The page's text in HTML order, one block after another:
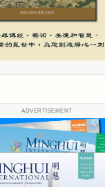
ADVERTISEMENT